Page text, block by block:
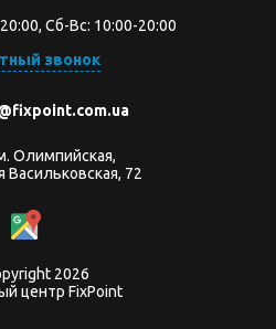
Сб-Вс: 10:00-20:00
звонок
Олимпийская,
Васильковская, 72
2026
центр FixPoint